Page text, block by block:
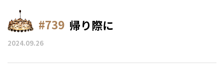
#739 帰り際に
2024.09.26